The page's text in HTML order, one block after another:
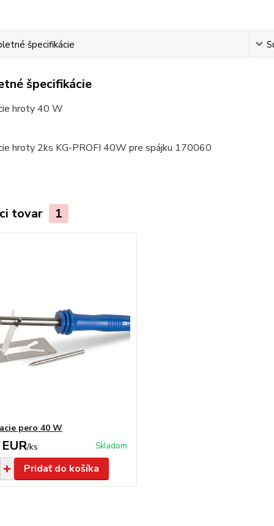
špecifikácie
špecifikácie
hroty 40 W
hroty 2ks KG-PROFI 40W pre spájku 170060
tovar 1
pero 40 W
/ks Skladom
Pridať do košíka